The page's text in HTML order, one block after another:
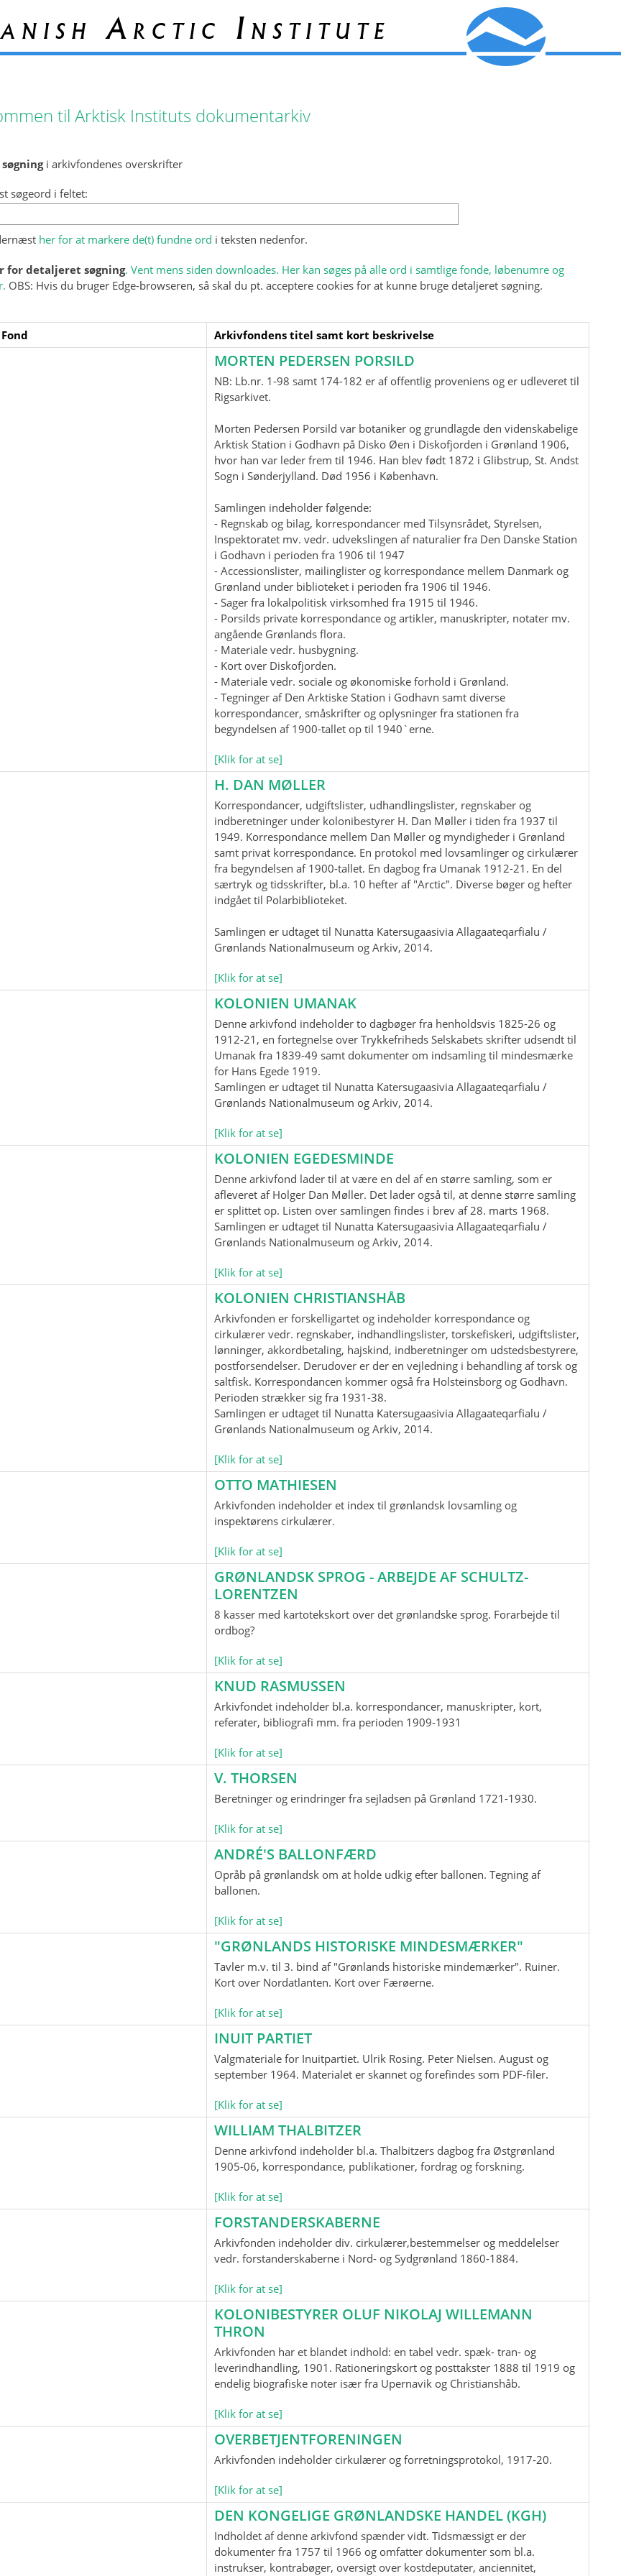
Arctic Institute
til Arktisk Instituts dokumentarkiv
i arkivfondenes overskrifter
søgeord i feltet:
her for at markere de(t) fundne ord i teksten nedenfor.
for detaljeret søgning. Vent mens siden downloades. Her kan søges på alle ord i samtlige fonde, løbenumre og
OBS: Hvis du bruger Edge-browseren, så skal du pt. acceptere cookies for at kunne bruge detaljeret søgning.
Arkivfondens titel samt kort beskrivelse
MORTEN PEDERSEN PORSILD
NB: Lb.nr. 1-98 samt 174-182 er af offentlig proveniens og er udleveret til
Rigsarkivet.
Morten Pedersen Porsild var botaniker og grundlagde den videnskabelige
Arktisk Station i Godhavn på Disko Øen i Diskofjorden i Grønland 1906,
hvor han var leder frem til 1946. Han blev født 1872 i Glibstrup, St. Andst
Sogn i Sønderjylland. Død 1956 i København.
Samlingen indeholder følgende:
- Regnskab og bilag, korrespondancer med Tilsynsrådet, Styrelsen,
Inspektoratet mv. vedr. udvekslingen af naturalier fra Den Danske Station
i Godhavn i perioden fra 1906 til 1947
- Accessionslister, mailinglister og korrespondance mellem Danmark og
Grønland under biblioteket i perioden fra 1906 til 1946.
- Sager fra lokalpolitisk virksomhed fra 1915 til 1946.
- Porsilds private korrespondance og artikler, manuskripter, notater mv.
angående Grønlands flora.
- Materiale vedr. husbygning.
- Kort over Diskofjorden.
- Materiale vedr. sociale og økonomiske forhold i Grønland.
- Tegninger af Den Arktiske Station i Godhavn samt diverse
korrespondancer, småskrifter og oplysninger fra stationen fra
begyndelsen af 1900-tallet op til 1940`erne.
[Klik for at se]
H. DAN MØLLER
Korrespondancer, udgiftslister, udhandlingslister, regnskaber og
indberetninger under kolonibestyrer H. Dan Møller i tiden fra 1937 til
1949. Korrespondance mellem Dan Møller og myndigheder i Grønland
samt privat korrespondance. En protokol med lovsamlinger og cirkulærer
fra begyndelsen af 1900-tallet. En dagbog fra Umanak 1912-21. En del
særtryk og tidsskrifter, bl.a. 10 hefter af "Arctic". Diverse bøger og hefter
indgået til Polarbiblioteket.
Samlingen er udtaget til Nunatta Katersugaasivia Allagaateqarfialu /
Grønlands Nationalmuseum og Arkiv, 2014.
[Klik for at se]
KOLONIEN UMANAK
Denne arkivfond indeholder to dagbøger fra henholdsvis 1825-26 og
1912-21, en fortegnelse over Trykkefriheds Selskabets skrifter udsendt til
Umanak fra 1839-49 samt dokumenter om indsamling til mindesmærke
for Hans Egede 1919.
Samlingen er udtaget til Nunatta Katersugaasivia Allagaateqarfialu /
Grønlands Nationalmuseum og Arkiv, 2014.
[Klik for at se]
KOLONIEN EGEDESMINDE
Denne arkivfond lader til at være en del af en større samling, som er
afleveret af Holger Dan Møller. Det lader også til, at denne større samling
er splittet op. Listen over samlingen findes i brev af 28. marts 1968.
Samlingen er udtaget til Nunatta Katersugaasivia Allagaateqarfialu /
Grønlands Nationalmuseum og Arkiv, 2014.
[Klik for at se]
KOLONIEN CHRISTIANSHÅB
Arkivfonden er forskelligartet og indeholder korrespondance og
cirkulærer vedr. regnskaber, indhandlingslister, torskefiskeri, udgiftslister,
lønninger, akkordbetaling, hajskind, indberetninger om udstedsbestyrere,
postforsendelser. Derudover er der en vejledning i behandling af torsk og
saltfisk. Korrespondancen kommer også fra Holsteinsborg og Godhavn.
Perioden strækker sig fra 1931-38.
Samlingen er udtaget til Nunatta Katersugaasivia Allagaateqarfialu /
Grønlands Nationalmuseum og Arkiv, 2014.
[Klik for at se]
OTTO MATHIESEN
Arkivfonden indeholder et index til grønlandsk lovsamling og
inspektørens cirkulærer.
[Klik for at se]
GRØNLANDSK SPROG - ARBEJDE AF SCHULTZ-
LORENTZEN
8 kasser med kartotekskort over det grønlandske sprog. Forarbejde til
ordbog?
[Klik for at se]
KNUD RASMUSSEN
Arkivfondet indeholder bl.a. korrespondancer, manuskripter, kort,
referater, bibliografi mm. fra perioden 1909-1931
[Klik for at se]
V. THORSEN
Beretninger og erindringer fra sejladsen på Grønland 1721-1930.
[Klik for at se]
ANDRÉ'S BALLONFÆRD
Opråb på grønlandsk om at holde udkig efter ballonen. Tegning af
ballonen.
[Klik for at se]
"GRØNLANDS HISTORISKE MINDESMÆRKER"
Tavler m.v. til 3. bind af "Grønlands historiske mindemærker". Ruiner.
Kort over Nordatlanten. Kort over Færøerne.
[Klik for at se]
INUIT PARTIET
Valgmateriale for Inuitpartiet. Ulrik Rosing. Peter Nielsen. August og
september 1964. Materialet er skannet og forefindes som PDF-filer.
[Klik for at se]
WILLIAM THALBITZER
Denne arkivfond indeholder bl.a. Thalbitzers dagbog fra Østgrønland
1905-06, korrespondance, publikationer, fordrag og forskning.
[Klik for at se]
FORSTANDERSKABERNE
Arkivfonden indeholder div. cirkulærer,bestemmelser og meddelelser
vedr. forstanderskaberne i Nord- og Sydgrønland 1860-1884.
[Klik for at se]
KOLONIBESTYRER OLUF NIKOLAJ WILLEMANN
THRON
Arkivfonden har et blandet indhold: en tabel vedr. spæk- tran- og
leverindhandling, 1901. Rationeringskort og posttakster 1888 til 1919 og
endelig biografiske noter især fra Upernavik og Christianshåb.
[Klik for at se]
OVERBETJENTFORENINGEN
Arkivfonden indeholder cirkulærer og forretningsprotokol, 1917-20.
[Klik for at se]
DEN KONGELIGE GRØNLANDSKE HANDEL (KGH)
Indholdet af denne arkivfond spænder vidt. Tidsmæssigt er der
dokumenter fra 1757 til 1966 og omfatter dokumenter som bl.a.
instrukser, kontrabøger, oversigt over kostdeputater, anciennitet,